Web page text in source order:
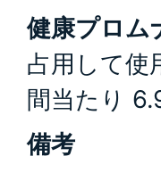
健康プロム
占用して使
間当たり
備考